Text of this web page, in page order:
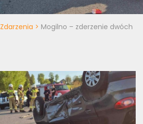
Zdarzenia > Mogilno – zderzenie dwóch